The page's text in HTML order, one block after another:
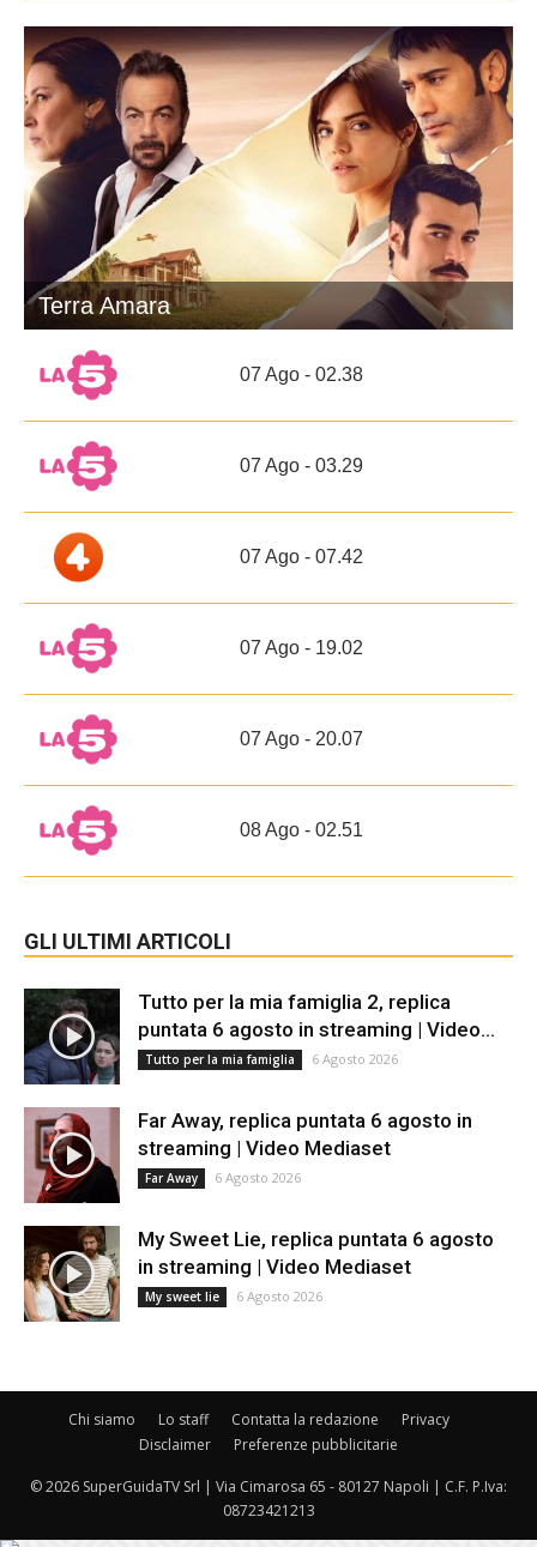
Terra Amara
07 Ago - 02.38
07 Ago - 03.29
07 Ago - 07.42
07 Ago - 19.02
07 Ago - 20.07
08 Ago - 02.51
GLI ULTIMI ARTICOLI
Tutto per la mia famiglia 2, replica
puntata 6 agosto in streaming | Video...
Tutto per la mia famiglia 6 Agosto 2026
Far Away, replica puntata 6 agosto in
streaming | Video Mediaset
Far Away 6 Agosto 2026
My Sweet Lie, replica puntata 6 agosto
in streaming | Video Mediaset
My sweet lie 6 Agosto 2026
Chi siamo Lo staff Contatta la redazione
Privacy
Disclaimer
Preferenze pubblicitarie
© 2026 SuperGuidaTV Srl | Via Cimarosa 65 - 80127 Napoli | C.F. P.Iva:
08723421213